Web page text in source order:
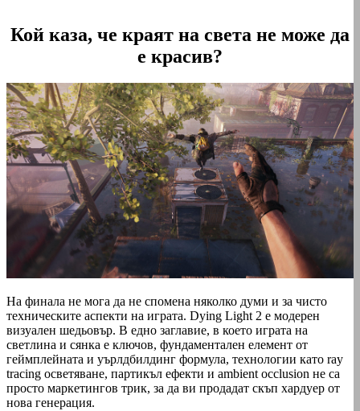
Кой каза, че краят на света не може да
е красив?
На финала не мога да не спомена няколко думи и за чисто
техническите аспекти на играта. Dying Light 2 е модерен
визуален шедьовър. В едно заглавие, в което играта на
светлина и сянка е ключов, фундаментален елемент от
геймплейната и уърлдбилдинг формула, технологии като ray
tracing осветяване, партикъл ефекти и аmbient оcclusion не са
просто маркетингов трик, за да ви продадат скъп хардуер от
нова генерация.